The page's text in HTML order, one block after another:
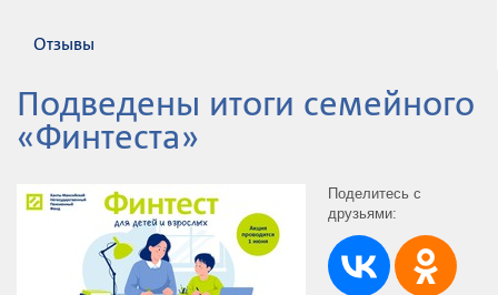
Отзывы
Подведены итоги семейного
«Финтеста»
Поделитесь с
друзьями: